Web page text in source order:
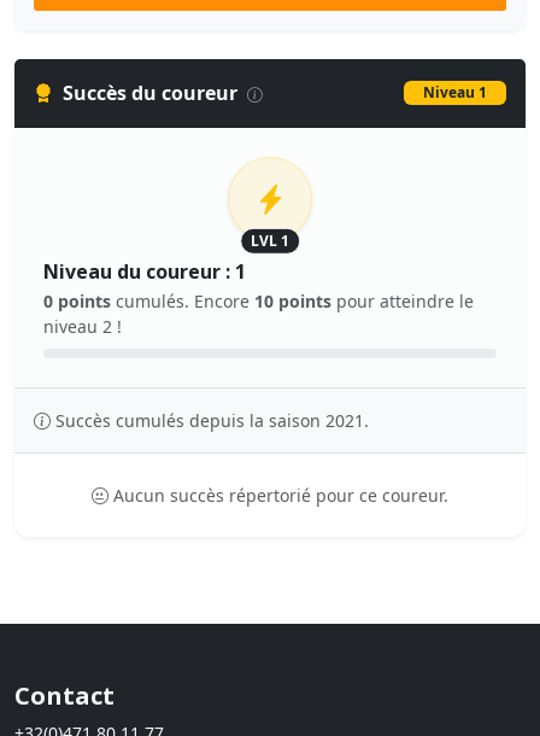
Succès du coureur Niveau 1
LVL 1
Niveau du coureur : 1
0 points cumulés. Encore 10 points pour atteindre le
niveau 2 !
Succès cumulés depuis la saison 2021.
Aucun succès répertorié pour ce coureur.
Contact